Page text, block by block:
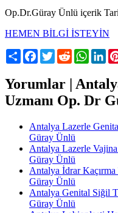
Op.Dr.Güray Ünlü içerik
HEMEN BİLGİ İSTEYİN
ShareFacebook
TwitterReddit
Yorumlar |
Uzmanı Op. Dr
Antalya Lazerle
Güray Ünlü
Antalya Lazerle
Güray Ünlü
Antalya İdrar
Güray Ünlü
Antalya Genital Siğil
Güray Ünlü